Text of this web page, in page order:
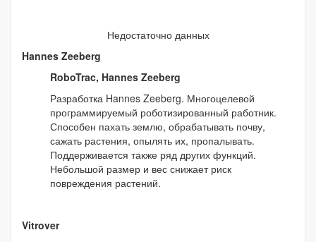
Недостаточно данных
Hannes Zeeberg
RoboTrac, Hannes Zeeberg
Разработка Hannes Zeeberg. Многоцелевой
программируемый роботизированный работник.
Способен пахать землю, обрабатывать почву,
сажать растения, опылять их, пропалывать.
Поддерживается также ряд других функций.
Небольшой размер и вес снижает риск
повреждения растений.
Vitrover